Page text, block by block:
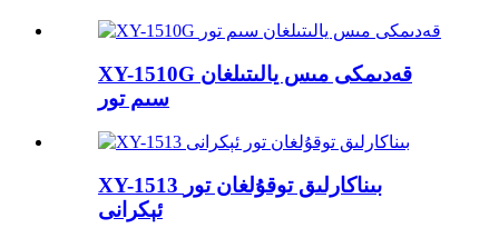
XY-1510G قەدىمكى مىس يالىتىلغان
سىم تور
XY-1513 بىناكارلىق توقۇلغان تور
ئېكرانى